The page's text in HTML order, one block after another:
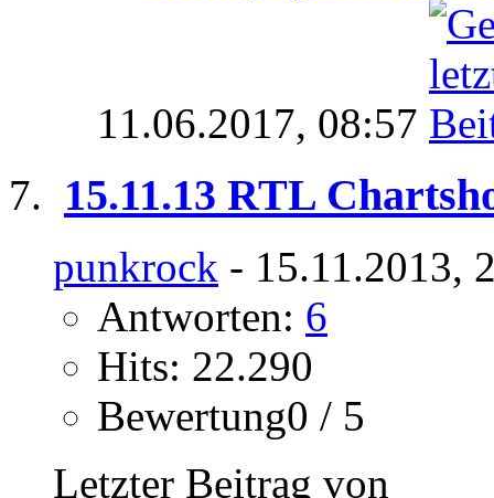
11.06.2017, 08:57
15.11.13 RTL
punkrock - 15.11.2013,
Antworten: 6
Hits: 22.290
Bewertung0 / 5
Letzter Beitrag von